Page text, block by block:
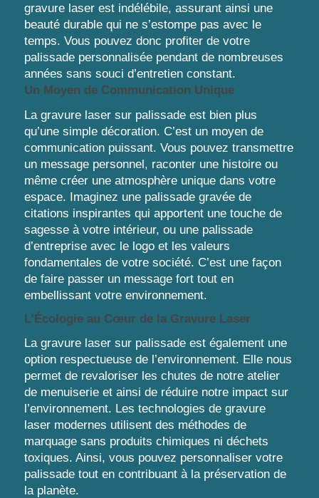
gravure laser est indélébile, assurant ainsi une
beauté durable qui ne s’estompe pas avec le
temps. Vous pouvez donc profiter de votre
palissade personnalisée pendant de nombreuses
années sans souci d’entretien constant.
Un Moyen de Communication Unique
La gravure laser sur palissade est bien plus
qu’une simple décoration. C’est un moyen de
communication puissant. Vous pouvez transmettre
un message personnel, raconter une histoire ou
même créer une atmosphère unique dans votre
espace. Imaginez une palissade gravée de
citations inspirantes qui apportent une touche de
sagesse à votre intérieur, ou une palissade
d’entreprise avec le logo et les valeurs
fondamentales de votre société. C’est une façon
de faire passer un message fort tout en
embellissant votre environnement.
L’Écologie au Cœur de la Gravure Laser
La gravure laser sur palissade est également une
option respectueuse de l’environnement. Elle nous
permet de revaloriser les chutes de notre atelier
de menuiserie et ainsi de réduire notre impact sur
l’environnement. Les technologies de gravure
laser modernes utilisent des méthodes de
marquage sans produits chimiques ni déchets
toxiques. Ainsi, vous pouvez personnaliser votre
palissade tout en contribuant à la préservation de
la planète.